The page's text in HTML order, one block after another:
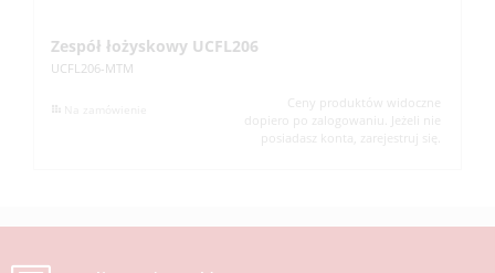
Zespół łożyskowy UCFL206
UCFL206-MTM
Ceny produktów widoczne
dopiero po zalogowaniu. Jeżeli nie
posiadasz konta, zarejestruj się.